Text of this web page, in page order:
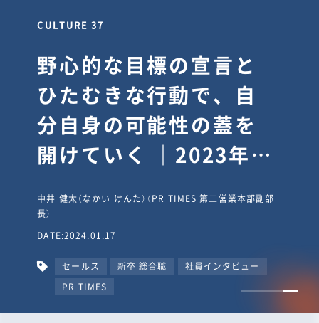
CULTURE 30
逆境では自分のスタン
スを変え“予想を裏切
り、期待を超える”【真
輔塾・前編】
山田真輔（やまだ しんすけ）（執行役員 兼 Jooto事業部
長）
DATE:2023.09.08
カルチャー CxO キャリア入社 Jooto